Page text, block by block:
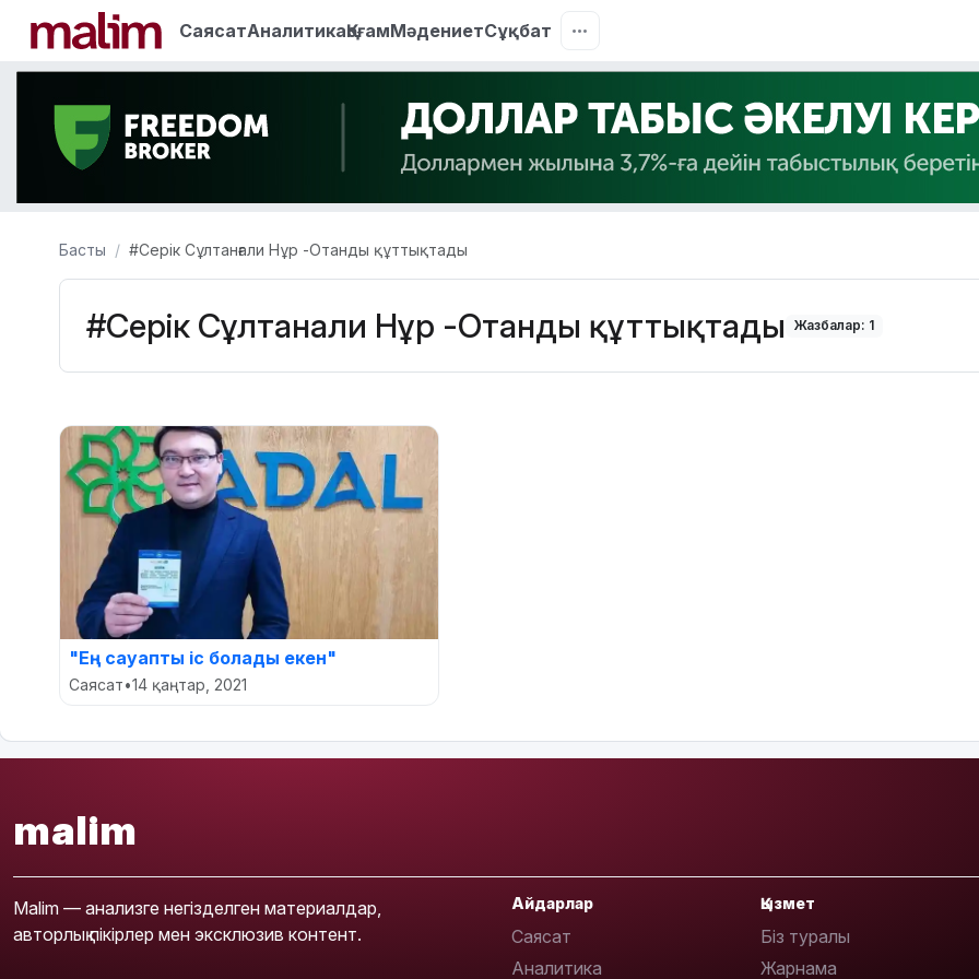
СаясатАналитикаҚоғамМәдениетСұқбат
Басты #Серік Сұлтанғали Нұр -Отанды құттықтады
#Серік Сұлтанғали Нұр -Отанды құттықтады Жазбалар: 1
"Ең сауапты іс болады екен"
Саясат•14 қаңтар, 2021
malim
Malim — анализге негізделген материалдар,
авторлық пікірлер мен эксклюзив контент.
Айдарлар
Саясат
Аналитика
Қызмет
Біз туралы
Жарнама